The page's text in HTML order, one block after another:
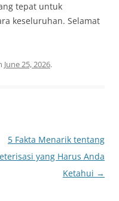
tepat untuk
keseluruhan. Selamat
June 25, 2026.
5 Fakta Menarik tentang
yang Harus Anda
Ketahui →